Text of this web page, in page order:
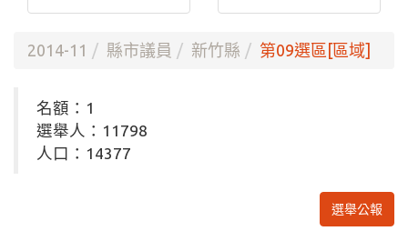
2014-11 縣市議員 新竹縣 第09選區[區域]
名額：1
選舉人：11798
人口：14377
選舉公報